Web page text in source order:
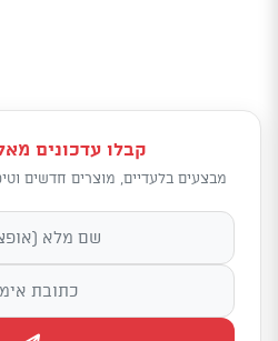
קבלו עדכונים
מבצעים בלעדיים, מוצרים חדשים